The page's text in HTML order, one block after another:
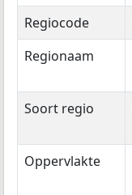
Regiocode
Regionaam
Soort regio
Oppervlakte